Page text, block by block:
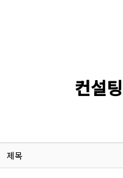
컨설
제목